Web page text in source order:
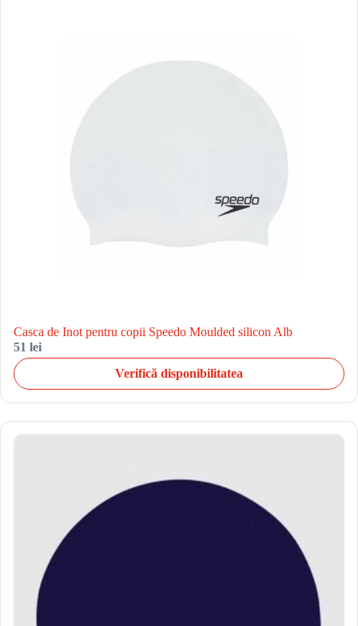
Casca de Inot pentru copii Speedo Moulded silicon Alb
51 lei
Verifică disponibilitatea